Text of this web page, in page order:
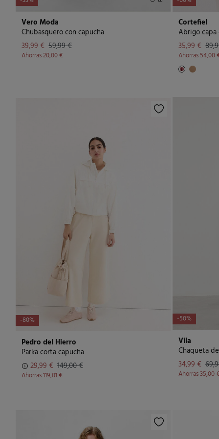
Vero Moda
Chubasquero con capucha
39,99 € 59,99 €
Ahorras20,00 €
Cortefiel
Abrigo
35,99 €
Ahorras54,00
-80%
Pedro del Hierro
Parka corta capucha
29,99 € 149,00 €
Ahorras119,01 €
-50%
Vila
Chaqueta
34,99 €
Ahorras35,00 €